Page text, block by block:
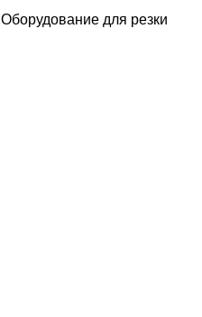
Оборудование для резки